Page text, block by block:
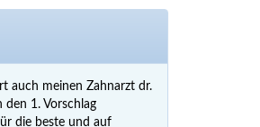
auch meinen Zahnarzt dr.
1. Vorschlag
die beste und auf